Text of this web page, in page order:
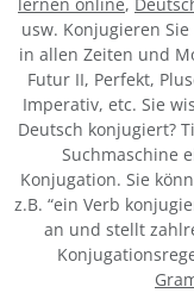
lernen online,
usw. Konjugieren Sie
in allen Zeiten und
Futur II, Perfekt,
Imperativ, etc. Sie
Deutsch konjugiert?
Suchmaschine
Konjugation. Sie
z.B. “ein Verb
an und stellt